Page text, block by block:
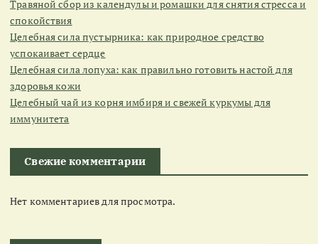
Травяной сбор из календулы и ромашки для снятия стресса и
спокойствия
Целебная сила пустырника: как природное средство
успокаивает сердце
Целебная сила лопуха: как правильно готовить настой для
здоровья кожи
Целебный чай из корня имбиря и свежей куркумы для
иммунитета
Свежие комментарии
Нет комментариев для просмотра.